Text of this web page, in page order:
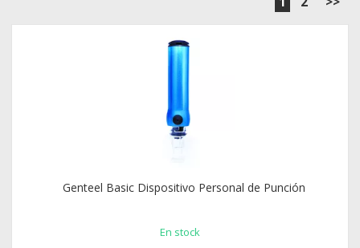
Genteel Basic Dispositivo Personal de Punción
En stock